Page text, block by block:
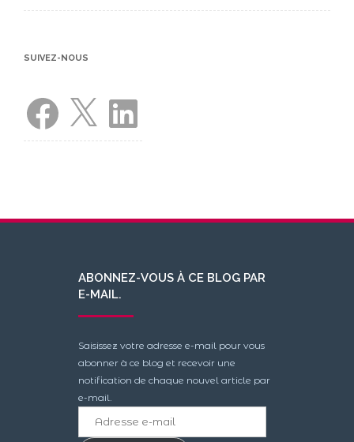
SUIVEZ-NOUS
Facebook LinkedIn
ABONNEZ-VOUS À CE BLOG PAR
E-MAIL.
Saisissez votre adresse e-mail pour vous
abonner à ce blog et recevoir une
notification de chaque nouvel article par
e-mail.